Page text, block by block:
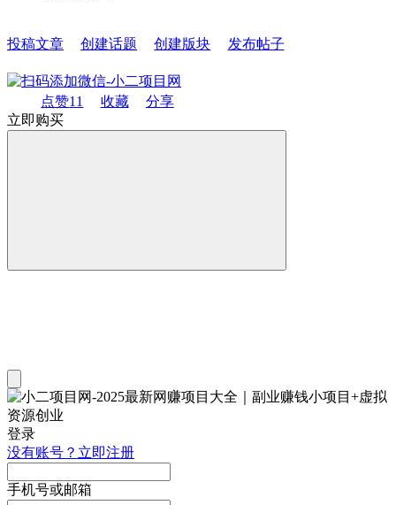
投稿文章 创建话题 创建版块 发布帖子
点赞11 收藏
分享
立即购买
登录
没有账号？立即注册
手机号或邮箱